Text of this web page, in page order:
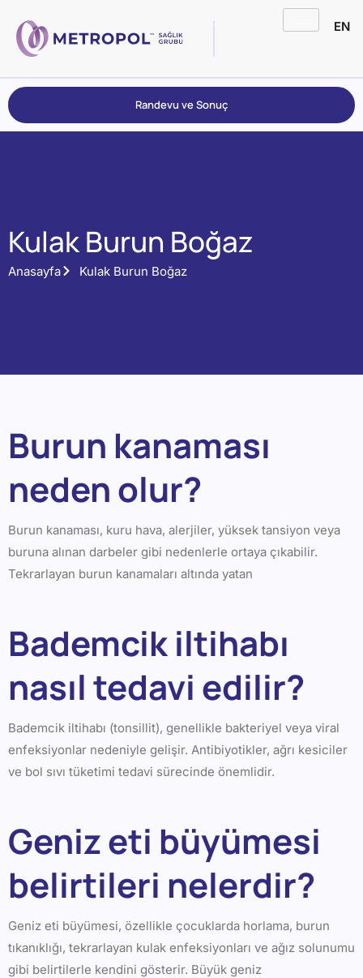
EN
Randevu ve Sonuç
Kulak Burun Boğaz
Anasayfa Kulak Burun Boğaz
Burun kanaması
neden olur?
Burun kanaması, kuru hava, alerjiler, yüksek tansiyon veya
buruna alınan darbeler gibi nedenlerle ortaya çıkabilir.
Tekrarlayan burun kanamaları altında yatan
Bademcik iltihabı
nasıl tedavi edilir?
Bademcik iltihabı (tonsillit), genellikle bakteriyel veya viral
enfeksiyonlar nedeniyle gelişir. Antibiyotikler, ağrı kesiciler
ve bol sıvı tüketimi tedavi sürecinde önemlidir.
Geniz eti büyümesi
belirtileri nelerdir?
Geniz eti büyümesi, özellikle çocuklarda horlama, burun
tıkanıklığı, tekrarlayan kulak enfeksiyonları ve ağız solunumu
gibi belirtilerle kendini gösterir. Büyük geniz